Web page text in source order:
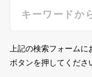
上記の検索フォームに
ボタンを押してくださ